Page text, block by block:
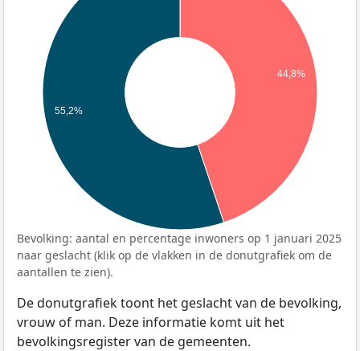
44,8%
55,2%
Bevolking: aantal en percentage inwoners op 1 januari 2025
naar geslacht (klik op de vlakken in de donutgrafiek om de
aantallen te zien).
De donutgrafiek toont het geslacht van de bevolking,
vrouw of man. Deze informatie komt uit het
bevolkingsregister van de gemeenten.